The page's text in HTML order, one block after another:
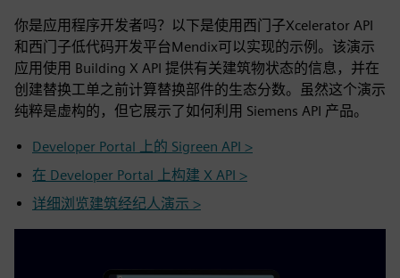
你是应用程序开发者吗？以下是使用西门子Xcelerator API
和西门子低代码开发平台Mendix可以实现的示例。该演示
应用使用 Building X API 提供有关建筑物状态的信息，并在
创建替换工单之前计算替换部件的生态分数。虽然这个演示
纯粹是虚构的，但它展示了如何利用 Siemens API 产品。
Developer Portal 上的 Sigreen API >
在 Developer Portal 上构建 X API >
详细浏览建筑经纪人演示 >